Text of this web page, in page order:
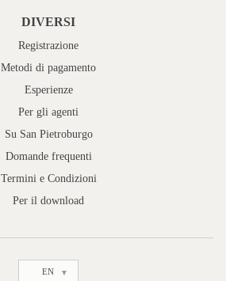
DIVERSI
Registrazione
Metodi di pagamento
Esperienze
Per gli agenti
Su San Pietroburgo
Domande frequenti
Termini e Condizioni
Per il download
EN